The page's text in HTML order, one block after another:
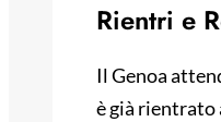
Rientri e
Il Genoa
è già rientrato